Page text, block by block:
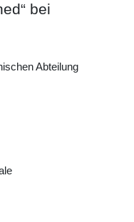
bei
Abteilung